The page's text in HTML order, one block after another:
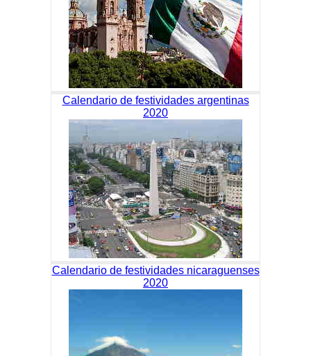
Calendario de festividades argentinas
2020
Calendario de festividades nicaraguenses
2020